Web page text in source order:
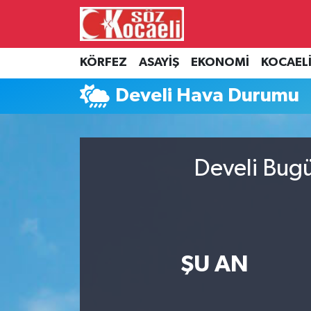
KÖRFEZ ASAYİŞ EKONOMİ KOCAELİ
Develi Hava Durumu
Develi
ŞU AN
Kocaeli Nöbetçi Eczaneler
Kocaeli Hava Durumu
Kocaeli Trafik Yoğunluk Haritası
Haber Arşivi